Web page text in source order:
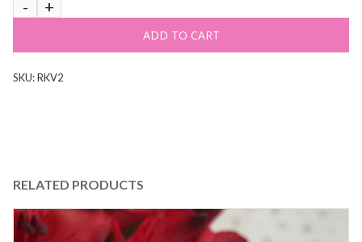
ADD TO CART
SKU:RKV2
RELATED PRODUCTS